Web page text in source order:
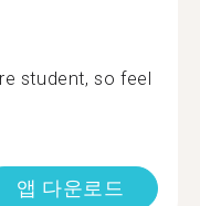
student, so feel
앱 다운로드